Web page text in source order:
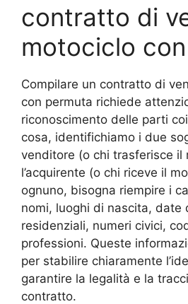
contratto di
motociclo
Compilare un contratto di
con permuta richiede
riconoscimento delle parti
cosa, identifichiamo i due
venditore (o chi trasferisce il
l’acquirente (o chi riceve il
ognuno, bisogna riempire i
nomi, luoghi di nascita, date
residenziali, numeri civici,
professioni. Queste
per stabilire chiaramente
garantire la legalità e la
contratto.